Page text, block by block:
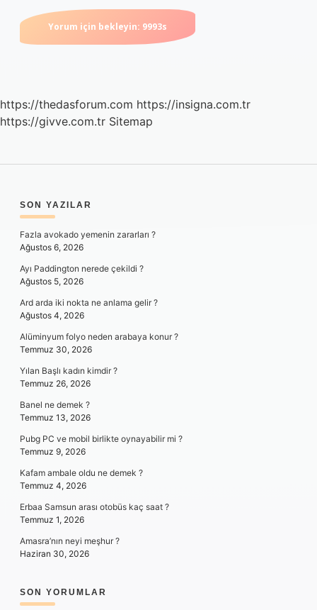
https://thedasforum.com https://insigna.com.tr
https://givve.com.tr Sitemap
SIDEBAR
SON YAZILAR
Fazla avokado yemenin zararları ?
Ağustos 6, 2026
Ayı Paddington nerede çekildi ?
Ağustos 5, 2026
Ard arda iki nokta ne anlama gelir ?
Ağustos 4, 2026
Alüminyum folyo neden arabaya konur ?
Temmuz 30, 2026
Yılan Başlı kadın kimdir ?
Temmuz 26, 2026
Banel ne demek ?
Temmuz 13, 2026
Pubg PC ve mobil birlikte oynayabilir mi ?
Temmuz 9, 2026
Kafam ambale oldu ne demek ?
Temmuz 4, 2026
Erbaa Samsun arası otobüs kaç saat ?
Temmuz 1, 2026
Amasra’nın neyi meşhur ?
Haziran 30, 2026
SON YORUMLAR